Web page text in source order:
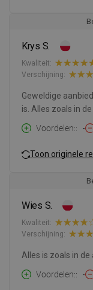
Krys S.
Kwaliteit:
Verschijning:
Geweldige
is. Alles zoals in
Voordelen:
-
Toon originele
Wies S.
Kwaliteit:
Verschijning:
Alles is zoals in
Voordelen:
-